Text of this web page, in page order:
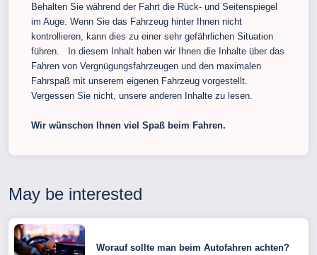
Behalten Sie während der Fahrt die Rück- und Seitenspiegel
im Auge. Wenn Sie das Fahrzeug hinter Ihnen nicht
kontrollieren, kann dies zu einer sehr gefährlichen Situation
führen. In diesem Inhalt haben wir Ihnen die Inhalte über das
Fahren von Vergnügungsfahrzeugen und den maximalen
Fahrspaß mit unserem eigenen Fahrzeug vorgestellt.
Vergessen Sie nicht, unsere anderen Inhalte zu lesen.
Wir wünschen Ihnen viel Spaß beim Fahren.
May be interested
Worauf sollte man beim Autofahren achten?